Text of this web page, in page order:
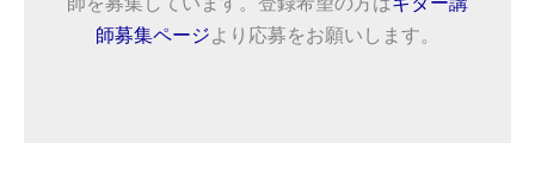
師募集ページより応募をお願いします。